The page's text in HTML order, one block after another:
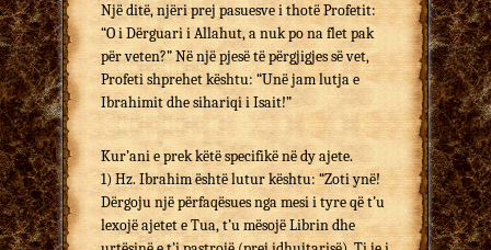
Një ditë, njëri prej pasuesve i thotë Profetit:
“O i Dërguari i Allahut, a nuk po na flet pak
për veten?” Në një pjesë të përgjigjes së vet,
Profeti shprehet kështu: “Unë jam lutja e
Ibrahimit dhe sihariqi i Isait!”
Kur’ani e prek këtë specifikë në dy ajete.
1) Hz. Ibrahim është lutur kështu: “Zoti ynë!
Dërgoju një përfaqësues nga mesi i tyre që t’u
lexojë ajetet e Tua, t’u mësojë Librin dhe